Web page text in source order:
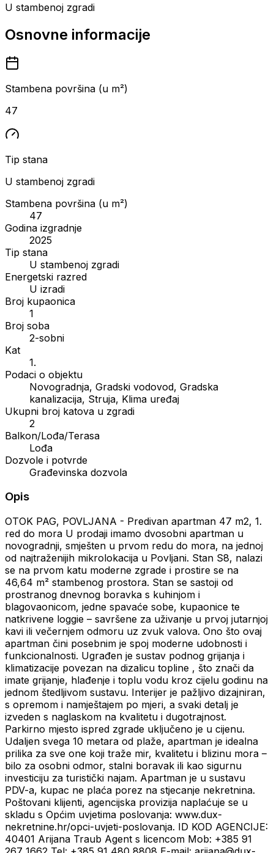
U stambenoj zgradi
Osnovne informacije
Stambena površina (u m²)
47
Tip stana
U stambenoj zgradi
Stambena površina (u m²)
47
Godina izgradnje
2025
Tip stana
U stambenoj zgradi
Energetski razred
U izradi
Broj kupaonica
1
Broj soba
2-sobni
Kat
1.
Podaci o objektu
Novogradnja, Gradski vodovod, Gradska
kanalizacija, Struja, Klima uređaj
Ukupni broj katova u zgradi
2
Balkon/Lođa/Terasa
Lođa
Dozvole i potvrde
Građevinska dozvola
Opis
OTOK PAG, POVLJANA - Predivan apartman 47 m2, 1.
red do mora U prodaji imamo dvosobni apartman u
novogradnji, smješten u prvom redu do mora, na jednoj
od najtraženijih mikrolokacija u Povljani. Stan S8, nalazi
se na prvom katu moderne zgrade i prostire se na
46,64 m² stambenog prostora. Stan se sastoji od
prostranog dnevnog boravka s kuhinjom i
blagovaonicom, jedne spavaće sobe, kupaonice te
natkrivene loggie – savršene za uživanje u prvoj jutarnjoj
kavi ili večernjem odmoru uz zvuk valova. Ono što ovaj
apartman čini posebnim je spoj moderne udobnosti i
funkcionalnosti. Ugrađen je sustav podnog grijanja i
klimatizacije povezan na dizalicu topline , što znači da
imate grijanje, hlađenje i toplu vodu kroz cijelu godinu na
jednom štedljivom sustavu. Interijer je pažljivo dizajniran,
s opremom i namještajem po mjeri, a svaki detalj je
izveden s naglaskom na kvalitetu i dugotrajnost.
Parkirno mjesto ispred zgrade uključeno je u cijenu.
Udaljen svega 10 metara od plaže, apartman je idealna
prilika za sve one koji traže mir, kvalitetu i blizinu mora –
bilo za osobni odmor, stalni boravak ili kao sigurnu
investiciju za turistički najam. Apartman je u sustavu
PDV-a, kupac ne plaća porez na stjecanje nekretnina.
Poštovani klijenti, agencijska provizija naplaćuje se u
skladu s Općim uvjetima poslovanja: www.dux-
nekretnine.hr/opci-uvjeti-poslovanja. ID KOD AGENCIJE:
40401 Arijana Traub Agent s licencom Mob: +385 91